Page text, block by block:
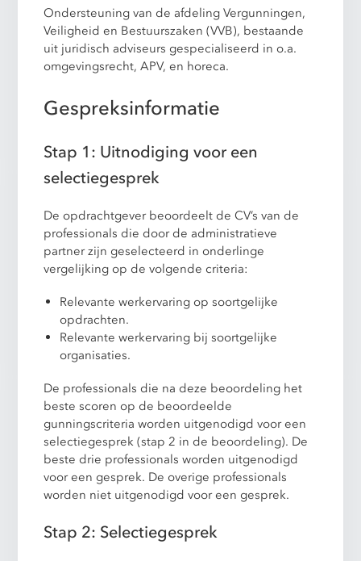
Ondersteuning van de afdeling Vergunningen,
Veiligheid en Bestuurszaken (VVB), bestaande
uit juridisch adviseurs gespecialiseerd in o.a.
omgevingsrecht, APV, en horeca.
Gespreksinformatie
Stap 1: Uitnodiging voor een
selectiegesprek
De opdrachtgever beoordeelt de CV’s van de
professionals die door de administratieve
partner zijn geselecteerd in onderlinge
vergelijking op de volgende criteria:
Relevante werkervaring op soortgelijke
opdrachten.
Relevante werkervaring bij soortgelijke
organisaties.
De professionals die na deze beoordeling het
beste scoren op de beoordeelde
gunningscriteria worden uitgenodigd voor een
selectiegesprek (stap 2 in de beoordeling). De
beste drie professionals worden uitgenodigd
voor een gesprek. De overige professionals
worden niet uitgenodigd voor een gesprek.
Stap 2: Selectiegesprek